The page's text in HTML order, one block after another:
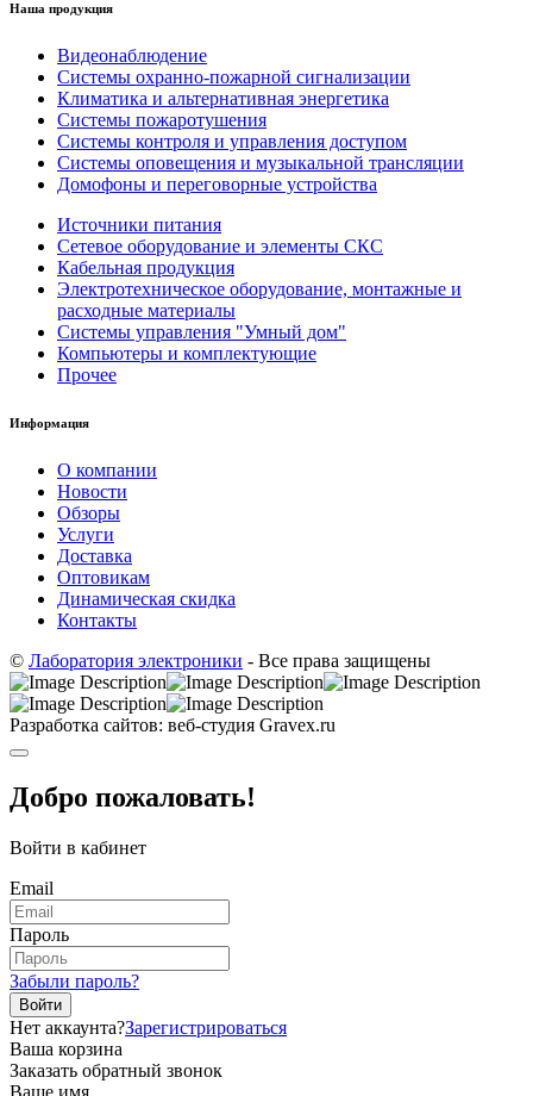
Наша продукция
Видеонаблюдение
Системы охранно-пожарной сигнализации
Климатика и альтернативная энергетика
Системы пожаротушения
Системы контроля и управления доступом
Системы оповещения и музыкальной трансляции
Домофоны и переговорные устройства
Источники питания
Сетевое оборудование и элементы СКС
Кабельная продукция
Электротехническое оборудование, монтажные и
расходные материалы
Системы управления "Умный дом"
Компьютеры и комплектующие
Прочее
Информация
О компании
Новости
Обзоры
Услуги
Доставка
Оптовикам
Динамическая скидка
Контакты
© Лаборатория электроники - Все права защищены
Разработка сайтов: веб-студия Gravex.ru
Добро пожаловать!
Войти в кабинет
Email
Пароль
Забыли пароль?
Войти
Нет аккаунта?Зарегистрироваться
Ваша корзина
Заказать обратный звонок
Ваше имя